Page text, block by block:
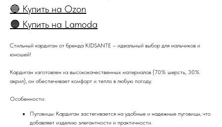
🔵 Купить на Ozon
🟠 Купить на Lamoda
Стильный кардиган от бренда KIDSANTE – идеальный выбор для мальчиков и
юношей!
Кардиган изготовлен из высококачественных материалов (70% шерсть, 30%
акрил), он обеспечивает комфорт и тепло в любую погоду.
Особенности:
Пуговицы: Кардиган застегивается на удобные и надежные пуговицы, что
добавляет изделию элегантности и практичности.